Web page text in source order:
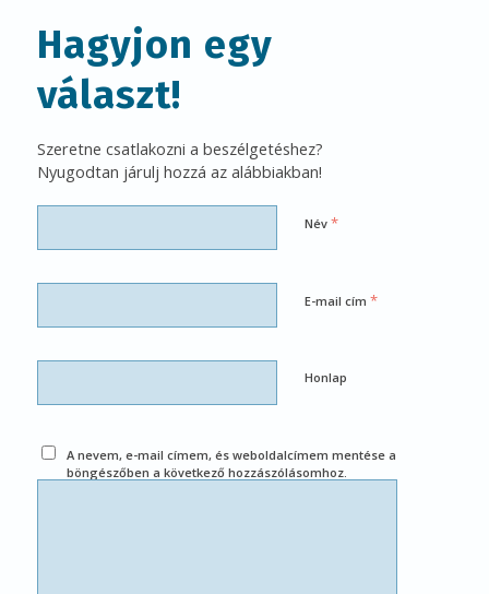
Hagyjon egy
választ!
Szeretne csatlakozni a beszélgetéshez?
Nyugodtan járulj hozzá az alábbiakban!
Név *
E-mail cím *
Honlap
A nevem, e-mail címem, és weboldalcímem mentése a
böngészőben a következő hozzászólásomhoz.